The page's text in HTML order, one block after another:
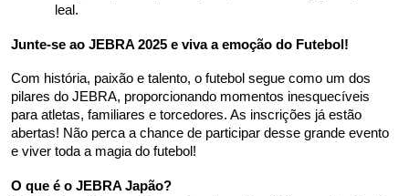
leal.
Junte-se ao JEBRA 2025 e viva a emoção do Futebol!
Com história, paixão e talento, o futebol segue como um dos
pilares do JEBRA, proporcionando momentos inesquecíveis
para atletas, familiares e torcedores. As inscrições já estão
abertas! Não perca a chance de participar desse grande evento
e viver toda a magia do futebol!
O que é o JEBRA Japão?